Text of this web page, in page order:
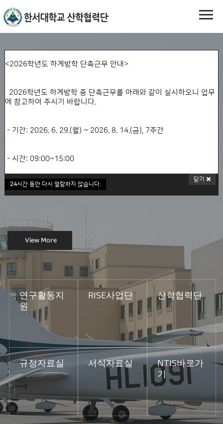
<2026학년도 하계방학 단축근무 안내>
2026학년도 하계방학 중 단축근무를 아래와 같이 실시하오니 업무
에 참고하여 주시기 바랍니다.
- 기간: 2026. 6. 29.(월) ~ 2026. 8. 14.(금), 7주간
- 시간: 09:00~15:00
24시간 동안 다시 열람하지 않습니다.
닫기
한서대학교 산학협력
단
View More
산학협력단
RISE사업단
연구활동지
원
NTIS바로가
기
서식자료실
규정자료실